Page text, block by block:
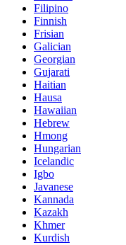
Filipino
Finnish
Frisian
Galician
Georgian
Gujarati
Haitian
Hausa
Hawaiian
Hebrew
Hmong
Hungarian
Icelandic
Igbo
Javanese
Kannada
Kazakh
Khmer
Kurdish